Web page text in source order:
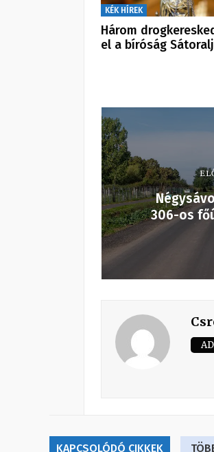
KÉK HÍREK
Három
el a bíróság
306-os
KAPCSOLÓDÓ CIKKEK